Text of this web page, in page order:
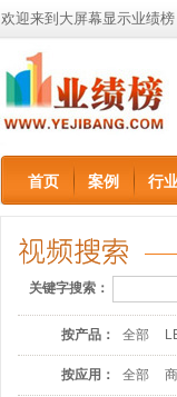
欢迎来到大屏幕显示业绩
首页 案例 行
关键字搜索：
按产品： 全部
按应用： 全部